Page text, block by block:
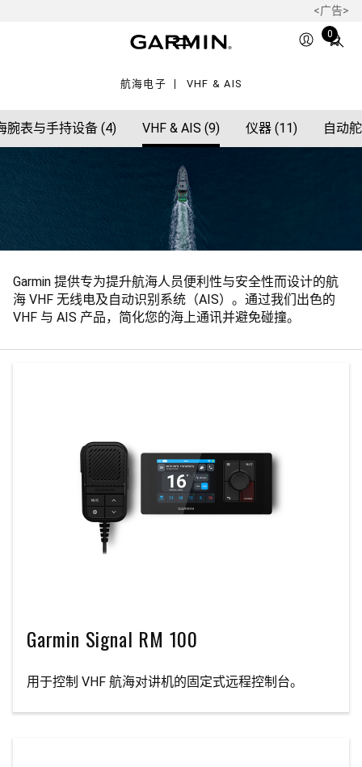
<广告>
0
Total
0
航海电子 VHF & AIS
腕表与手持设备 (4) VHF & AIS (9) 仪器 (11) 自动
Garmin 提供专为提升航海人员便利性与安全性而设计的航
海 VHF 无线电及自动识别系统（AIS）。通过我们出色的
VHF 与 AIS 产品，简化您的海上通讯并避免碰撞。
Garmin Signal RM 100
用于控制 VHF 航海对讲机的固定式远程控制台。